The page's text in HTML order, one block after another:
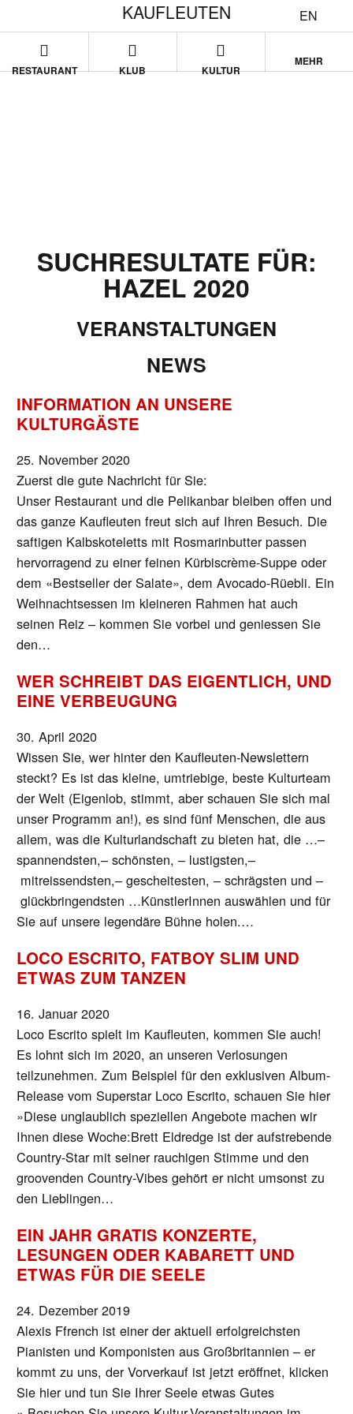
EN
KAUFLEUTEN
RESTAURANT KLUB KULTUR
MEHR
SUCHRESULTATE FÜR:
HAZEL 2020
VERANSTALTUNGEN
NEWS
INFORMATION AN UNSERE
KULTURGÄSTE
25. November 2020
Zuerst die gute Nachricht für Sie:
Unser Restaurant und die Pelikanbar bleiben offen und
das ganze Kaufleuten freut sich auf Ihren Besuch. Die
saftigen Kalbskoteletts mit Rosmarinbutter passen
hervorragend zu einer feinen Kürbiscrème-Suppe oder
dem «Bestseller der Salate», dem Avocado-Rüebli. Ein
Weihnachtsessen im kleineren Rahmen hat auch
seinen Reiz – kommen Sie vorbei und geniessen Sie
den…
WER SCHREIBT DAS EIGENTLICH, UND
EINE VERBEUGUNG
30. April 2020
Wissen Sie, wer hinter den Kaufleuten-Newslettern
steckt? Es ist das kleine, umtriebige, beste Kulturteam
der Welt (Eigenlob, stimmt, aber schauen Sie sich mal
unser Programm an!), es sind fünf Menschen, die aus
allem, was die Kulturlandschaft zu bieten hat, die …–
spannendsten,– schönsten, – lustigsten,–
mitreissendsten,– gescheitesten, – schrägsten und –
glückbringendsten …KünstlerInnen auswählen und für
Sie auf unsere legendäre Bühne holen.…
LOCO ESCRITO, FATBOY SLIM UND
ETWAS ZUM TANZEN
16. Januar 2020
Loco Escrito spielt im Kaufleuten, kommen Sie auch!
Es lohnt sich im 2020, an unseren Verlosungen
teilzunehmen. Zum Beispiel für den exklusiven Album-
Release vom Superstar Loco Escrito, schauen Sie hier
»Diese unglaublich speziellen Angebote machen wir
Ihnen diese Woche:Brett Eldredge ist der aufstrebende
Country-Star mit seiner rauchigen Stimme und den
groovenden Country-Vibes gehört er nicht umsonst zu
den Lieblingen…
EIN JAHR GRATIS KONZERTE,
LESUNGEN ODER KABARETT UND
ETWAS FÜR DIE SEELE
24. Dezember 2019
Alexis Ffrench ist einer der aktuell erfolgreichsten
Pianisten und Komponisten aus Großbritannien – er
kommt zu uns, der Vorverkauf ist jetzt eröffnet, klicken
Sie hier und tun Sie Ihrer Seele etwas Gutes